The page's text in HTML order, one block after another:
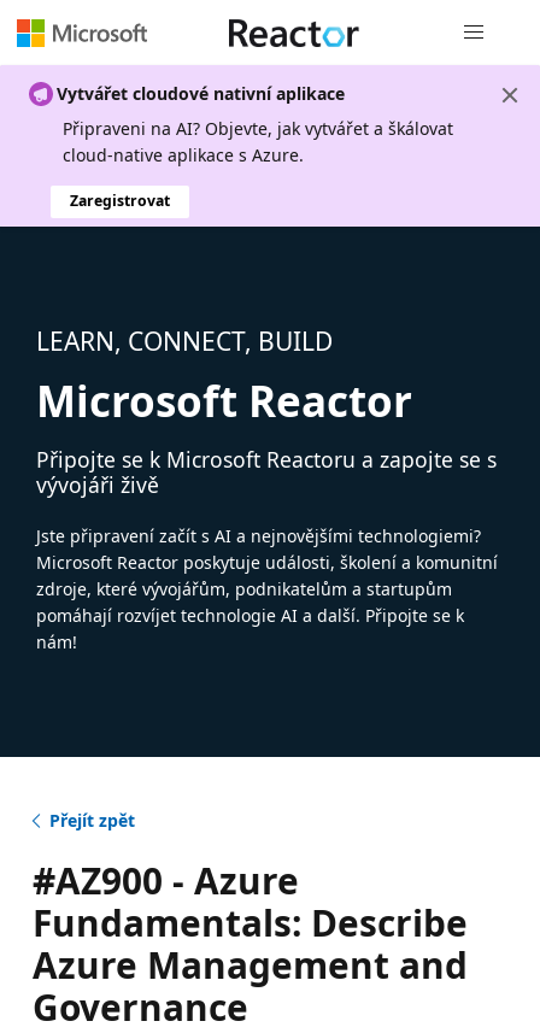
Vytvářet cloudové nativní aplikace
Připraveni na AI? Objevte, jak vytvářet a škálovat
cloud-native aplikace s Azure.
Zaregistrovat
LEARN, CONNECT, BUILD
Microsoft Reactor
Připojte se k Microsoft Reactoru a zapojte se s
vývojáři živě
Jste připravení začít s AI a nejnovějšími technologiemi?
Microsoft Reactor poskytuje události, školení a komunitní
zdroje, které vývojářům, podnikatelům a startupům
pomáhají rozvíjet technologie AI a další. Připojte se k
nám!
Přejít zpět
#AZ900 - Azure
Fundamentals: Describe
Azure Management and
Governance